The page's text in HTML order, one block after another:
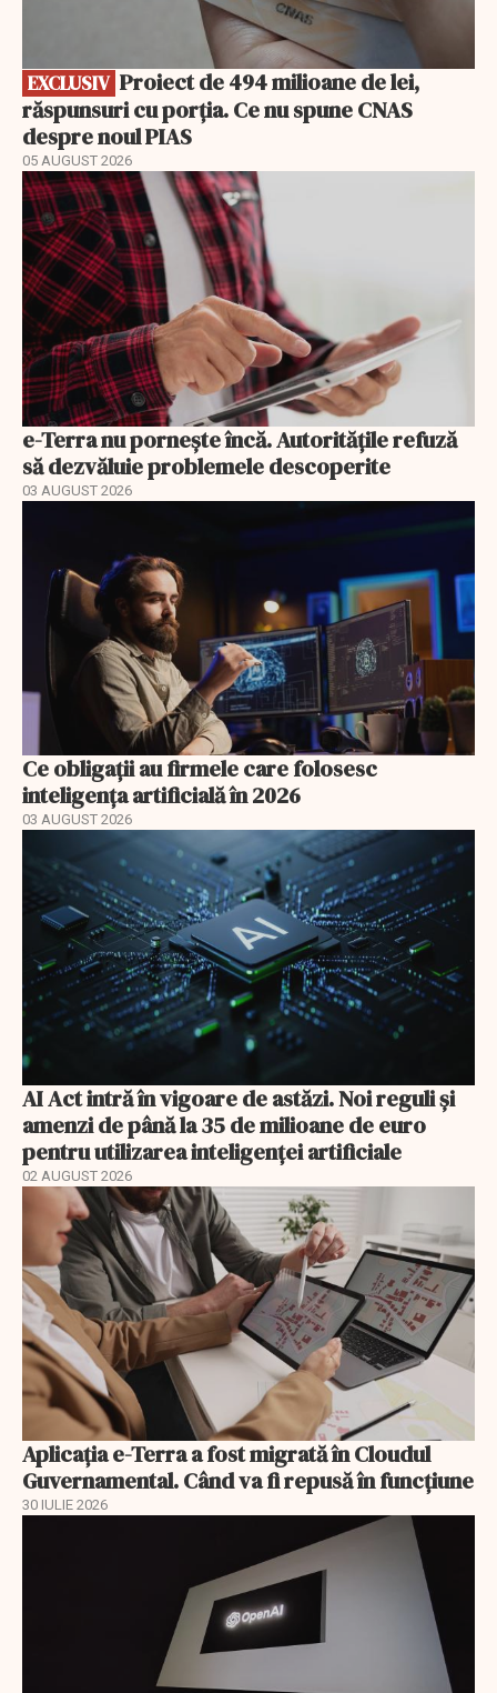
EXCLUSIV
răspunsuri cu porția. Ce nu spune CNAS
despre noul PIAS
05 AUGUST 2026
e-Terra nu pornește încă. Autoritățile refuză
să dezvăluie problemele descoperite
03 AUGUST 2026
Ce obligații au firmele care folosesc
inteligența artificială în 2026
03 AUGUST 2026
AI Act intră în vigoare de astăzi. Noi reguli și
amenzi de până la 35 de milioane de euro
pentru utilizarea inteligenței artificiale
02 AUGUST 2026
Aplicația e-Terra a fost migrată în Cloudul
Guvernamental. Când va fi repusă în funcțiune
30 IULIE 2026